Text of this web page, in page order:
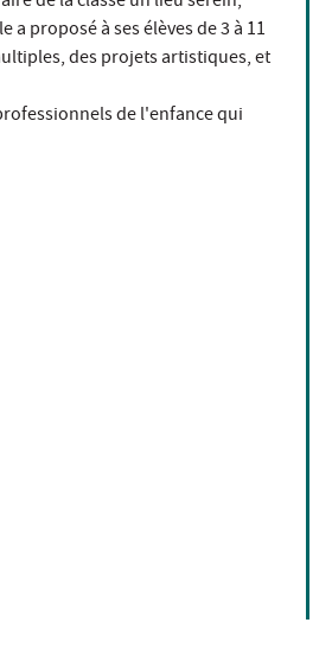
proposé à ses élèves de 3 à 11
des projets artistiques, et
de l'enfance qui